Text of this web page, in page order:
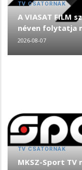
TV CSATORNÁK
A VIASAT FILM
néven folytatja
2026-08-07
TV CSATORNÁK
MKSZ-Sport TV